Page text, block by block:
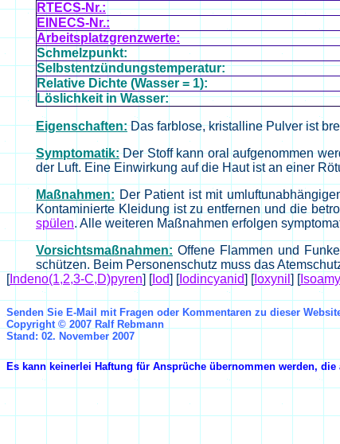
RTECS-Nr.:
EINECS-Nr.:
Arbeitsplatzgrenzwerte:
Schmelzpunkt:
Selbstentzündungstemperatur:
Relative Dichte (Wasser = 1):
Löslichkeit in Wasser:
Eigenschaften:Das farblose, kristalline Pulver ist
Symptomatik:Der Stoff kann oral aufgenommen
der Luft. Eine Einwirkung auf die Haut ist an einer
Maßnahmen: Der Patient ist mit
Kontaminierte Kleidung ist zu entfernen und die
spülen. Alle weiteren Maßnahmen erfolgen
Vorsichtsmaßnahmen: Offene Flammen und
schützen. Beim Personenschutz muss das
[Indeno(1,2,3-C,D)pyren] [Iod] [Iodincyanid] [Ioxynil ] [
Senden Sie E-Mail mit Fragen oder Kommentaren zu dieser
Copyright © 2007 Ralf Rebmann
Stand: 02. November 2007
Es kann keinerlei Haftung für Ansprüche übernommen werden,